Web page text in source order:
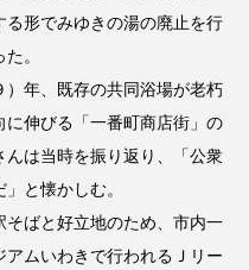
る形でみゆきの湯の廃止を行
。
年、既存の共同浴場が老朽
伸びる「一番町商店街」の
は当時を振り返り、「公衆
と懐かしむ。
ばと好立地のため、市内一
ムいわきで行われるＪリー